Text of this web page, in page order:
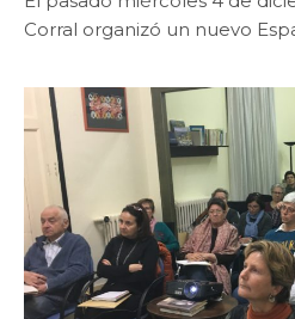
Corral organizó un nuevo